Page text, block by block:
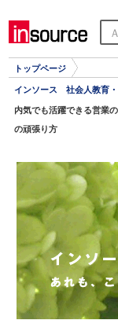
トップページ
インソース 社会人教育・
内気でも活躍できる営業
の頑張り方